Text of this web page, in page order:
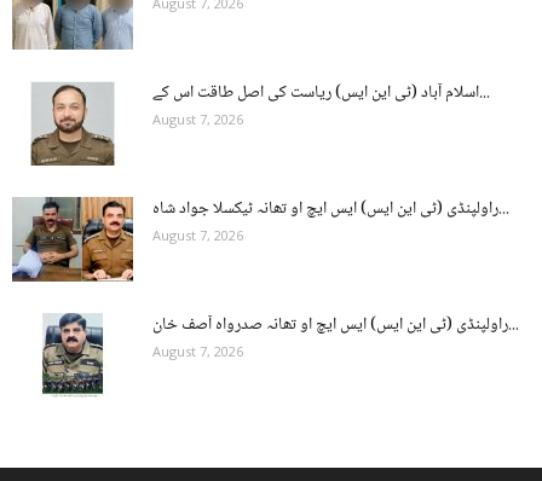
اسلام آباد (ٹی این ایس) ریاست کی اصل طاقت اس کے...
August 7, 2026
راولپنڈی (ٹی این ایس) ایس ایچ او تھانہ ٹیکسلا جواد شاہ...
August 7, 2026
راولپنڈی (ٹی این ایس) ایس ایچ او تھانہ صدرواہ آصف خان...
August 7, 2026